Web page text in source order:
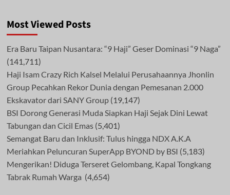
Most Viewed Posts
Era Baru Taipan Nusantara: “9 Haji” Geser Dominasi “9 Naga”
(141,711)
Haji Isam Crazy Rich Kalsel Melalui Perusahaannya Jhonlin
Group Pecahkan Rekor Dunia dengan Pemesanan 2.000
Ekskavator dari SANY Group (19,147)
BSI Dorong Generasi Muda Siapkan Haji Sejak Dini Lewat
Tabungan dan Cicil Emas (5,401)
Semangat Baru dan Inklusif: Tulus hingga NDX A.K.A
Meriahkan Peluncuran SuperApp BYOND by BSI (5,183)
Mengerikan! Diduga Terseret Gelombang, Kapal Tongkang
Tabrak Rumah Warga (4,654)